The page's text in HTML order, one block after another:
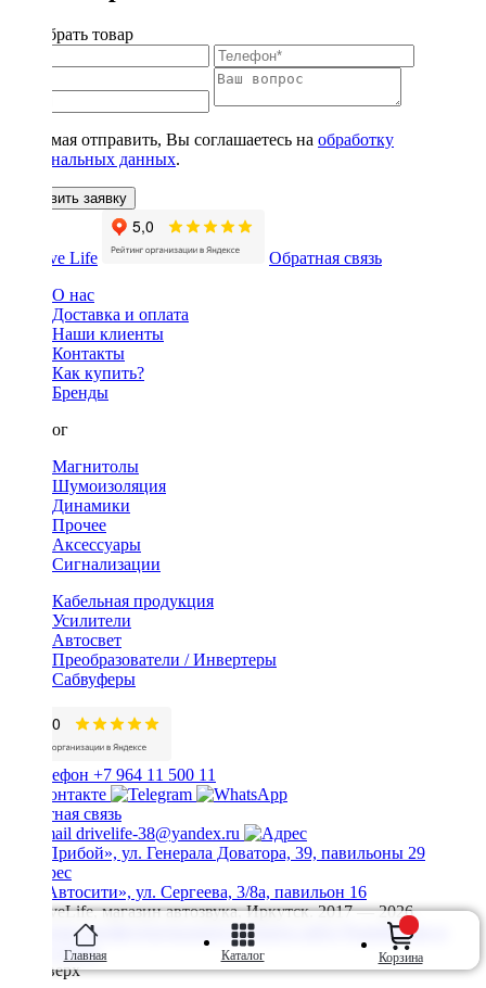
Главная Каталог Корзина
Подобрать товар
Нажимая отправить, Вы соглашаетесь на обработку
персональных данных.
Оставить заявку
Обратная связь
О нас
Доставка и оплата
Наши клиенты
Контакты
Как купить?
Бренды
Каталог
Магнитолы
Шумоизоляция
Динамики
Прочее
Аксессуары
Сигнализации
Кабельная продукция
Усилители
Автосвет
Преобразователи / Инвертеры
Сабвуферы
+7 964 11 500 11
Обратная связь
drivelife-38@yandex.ru
ТЦ «Прибой», ул. Генерала Доватора, 39, павильоны 29
ТЦ «Автосити», ул. Сергеева, 3/8а, павильон 16
© DriveLife, магазин автозвука, Иркутск. 2017 — 2026
Политика конфиденциальности Карта сайта
Разработано в
Prime Group